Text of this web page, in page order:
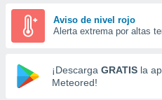
y
forma
digital
basada
Aviso de nivel rojo
Alerta extrema por altas
¡Descarga GRATIS la
Meteored!